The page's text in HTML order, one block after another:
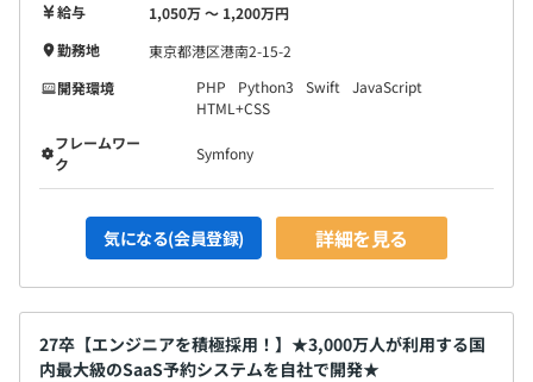
給与
1,050万 〜 1,200万円
勤務地
東京都港区港南2-15-2
開発環境
PHP Python3 Swift
JavaScript
HTML+CSS
フレームワー
ク
Symfony
気になる(会員登録) 詳細を見る
27卒【エンジニアを積極採用！】★3,000万人が利用する国
内最大級のSaaS予約システムを自社で開発★